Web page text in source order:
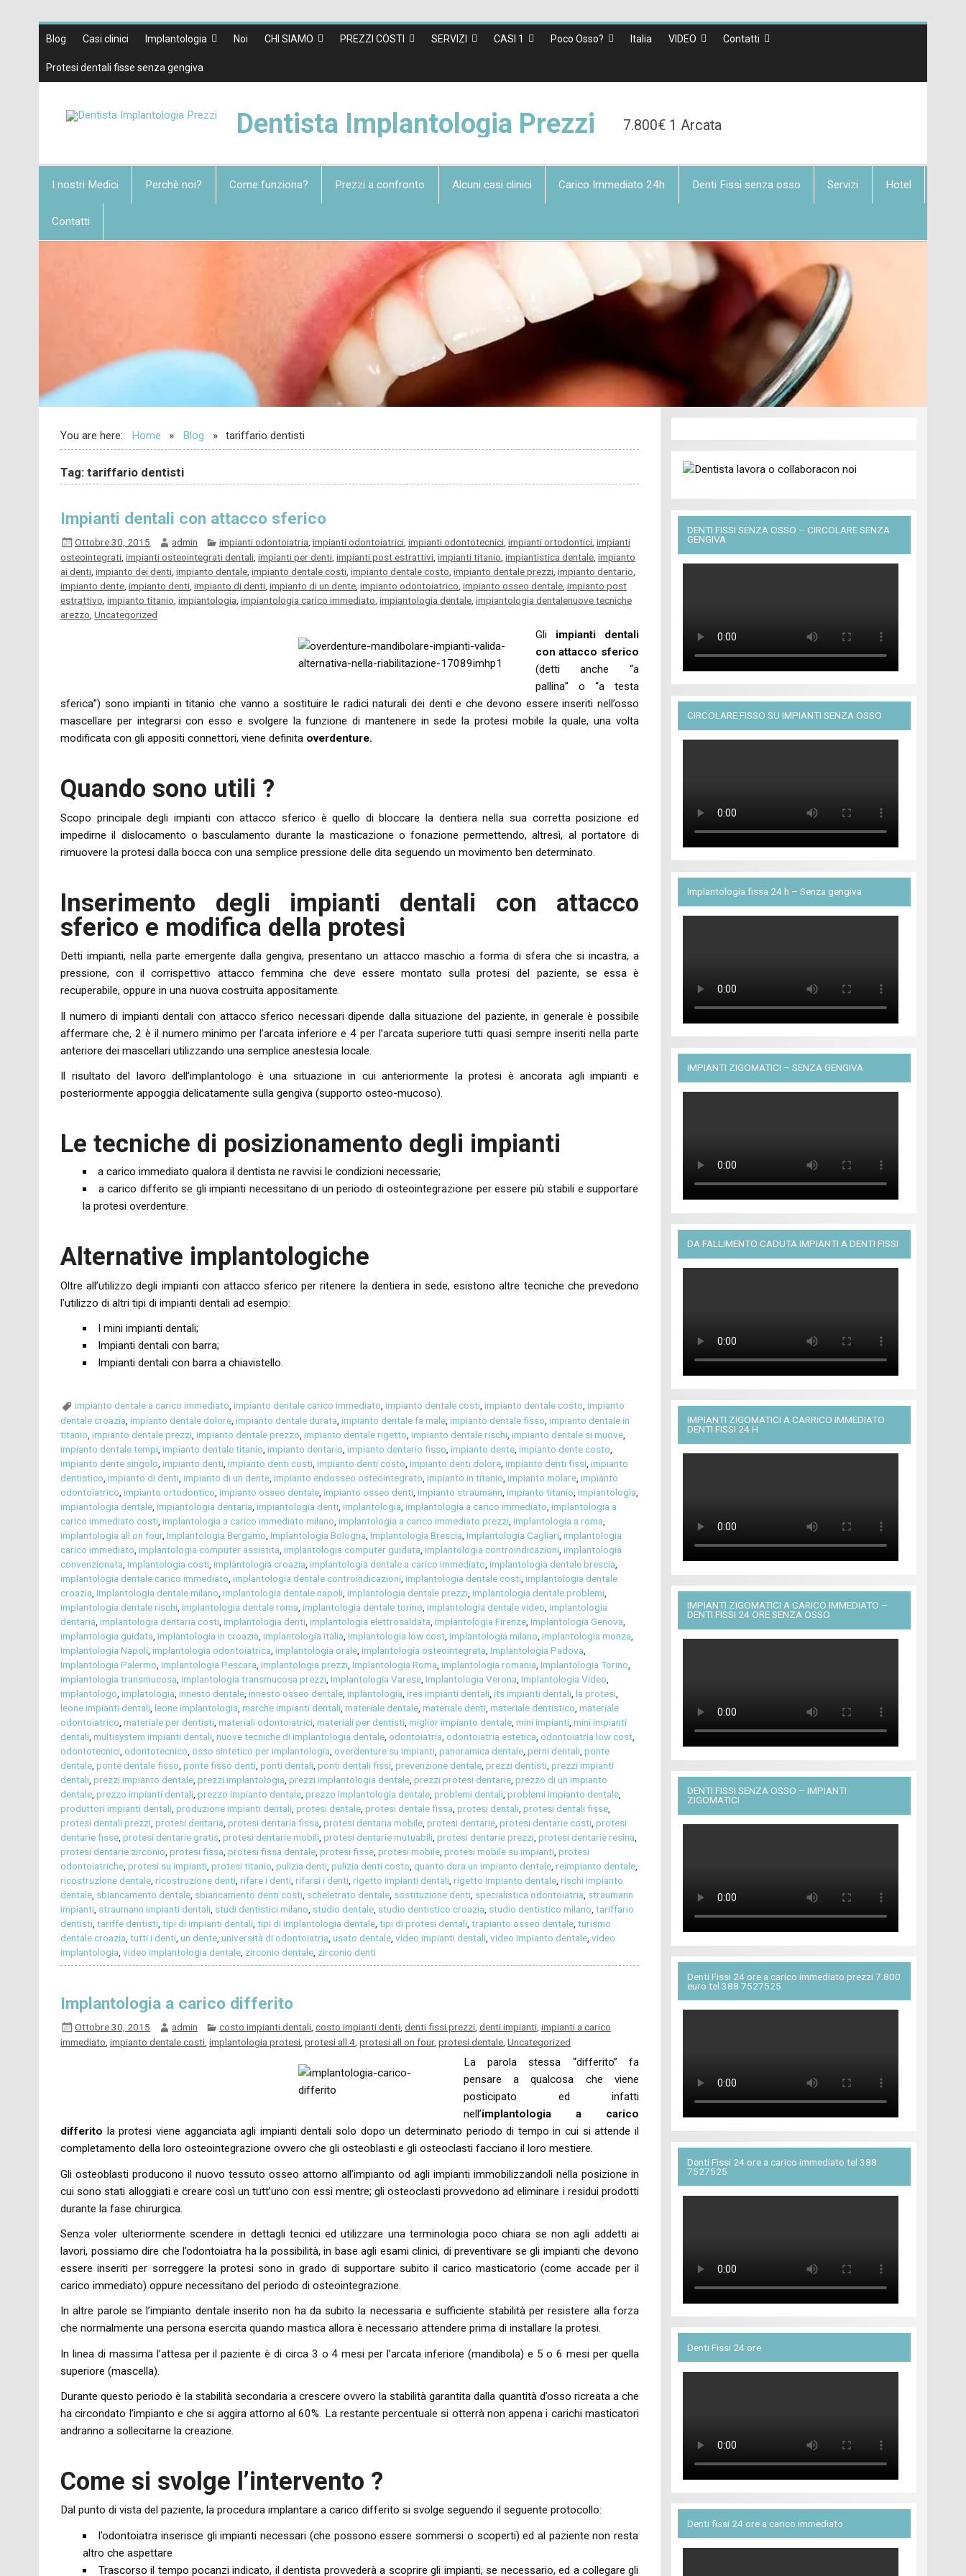
Blog Casi clinici Implantologia Noi CHI SIAMO PREZZI COSTI SERVIZI CASI 1 Poco Osso? Italia VIDEO Contatti
Protesi dentali fisse senza gengiva
Dentista Implantologia Prezzi 7.800€ 1 Arcata
I nostri Medici Perchè noi? Come funziona? Prezzi a confronto Alcuni casi clinici Carico Immediato 24h Denti Fissi senza osso Servizi Hotel
Contatti
You are here: Home Blog tariffario dentisti
Tag: tariffario dentisti
Impianti dentali con attacco sferico
Ottobre 30, 2015 admin impianti odontoiatria impianti odontoiatrici, impianti odontotecnici, impianti ortodontici, impianti
osteointegrati,impianti osteointegrati dentali,impianti per denti,impianti post estrattivi,impianti titanio,impiantistica dentale,impianto
ai denti,impianto dei denti,impianto dentale,impianto dentale costi,impianto dentale costo,impianto dentale prezzi,impianto dentario,
impianto dente,impianto denti,impianto di denti,impianto di un dente,impianto odontoiatrico,impianto osseo dentale,impianto post
estrattivo,impianto titanio,impiantologia,impiantologia carico immediato,impiantologia dentale,impiantologia dentalenuove tecniche
arezzo,Uncategorized
Gli impianti dentali
con attacco sferico
(detti anche “a
pallina” o “a testa
sferica”) sono impianti in titanio che vanno a sostituire le radici naturali dei denti e che devono essere inseriti nell’osso
mascellare per integrarsi con esso e svolgere la funzione di mantenere in sede la protesi mobile la quale, una volta
modificata con gli appositi connettori, viene definita overdenture.
Quando sono utili ?
Scopo principale degli impianti con attacco sferico è quello di bloccare la dentiera nella sua corretta posizione ed
impedirne il dislocamento o basculamento durante la masticazione o fonazione permettendo, altresì, al portatore di
rimuovere la protesi dalla bocca con una semplice pressione delle dita seguendo un movimento ben determinato.
Inserimento degli impianti dentali con attacco
sferico e modifica della protesi
Detti impianti, nella parte emergente dalla gengiva, presentano un attacco maschio a forma di sfera che si incastra, a
pressione, con il corrispettivo attacco femmina che deve essere montato sulla protesi del paziente, se essa è
recuperabile, oppure in una nuova costruita appositamente.
Il numero di impianti dentali con attacco sferico necessari dipende dalla situazione del paziente, in generale è possibile
affermare che, 2 è il numero minimo per l’arcata inferiore e 4 per l’arcata superiore tutti quasi sempre inseriti nella parte
anteriore dei mascellari utilizzando una semplice anestesia locale.
Il risultato del lavoro dell’implantologo è una situazione in cui anteriormente la protesi è ancorata agli impianti e
posteriormente appoggia delicatamente sulla gengiva (supporto osteo-mucoso).
Le tecniche di posizionamento degli impianti
a carico immediato qualora il dentista ne ravvisi le condizioni necessarie;
a carico differito se gli impianti necessitano di un periodo di osteointegrazione per essere più stabili e supportare
la protesi overdenture.
Alternative implantologiche
Oltre all’utilizzo degli impianti con attacco sferico per ritenere la dentiera in sede, esistono altre tecniche che prevedono
l’utilizzo di altri tipi di impianti dentali ad esempio:
I mini impianti dentali;
Impianti dentali con barra;
Impianti dentali con barra a chiavistello.
impianto dentale a carico immediato ,impianto dentale carico immediato ,impianto dentale costi ,impianto dentale costo ,impianto
dentale croazia ,impianto dentale dolore ,impianto dentale durata ,impianto dentale fa male ,impianto dentale fisso ,impianto dentale in
titanio ,impianto dentale prezzi ,impianto dentale prezzo ,impianto dentale rigetto ,impianto dentale rischi ,impianto dentale si muove
impianto dentale tempi ,impianto dentale titanio ,impianto dentario ,impianto dentario fisso ,impianto dente ,impianto dente costo
impianto dente singolo ,impianto denti ,impianto denti costi ,impianto denti costo ,impianto denti dolore ,impianto denti fissi ,impianto
dentistico ,impianto di denti ,impianto di un dente ,impianto endosseo osteointegrato ,impianto in titanio ,impianto molare ,impianto
odontoiatrico ,impianto ortodontico ,impianto osseo dentale ,impianto osseo denti ,impianto straumann ,impianto titanio ,impiantologia
impiantologia dentale ,impiantologia dentaria ,impiantologia denti ,implantologia ,implantologia a carico immediato ,implantologia a
carico immediato costi ,implantologia a carico immediato milano ,implantologia a carico immediato prezzi ,implantologia a roma
implantologia all on four,Implantologia Bergamo ,Implantologia Bologna ,Implantologia Brescia ,Implantologia Cagliari ,implantologia
carico immediato ,implantologia computer assistita ,implantologia computer guidata ,implantologia controindicazioni ,implantologia
convenzionata ,implantologia costi ,implantologia croazia ,implantologia dentale a carico immediato ,implantologia dentale brescia
implantologia dentale carico immediato ,implantologia dentale controindicazioni ,implantologia dentale costi ,implantologia dentale
croazia ,implantologia dentale milano ,implantologia dentale napoli ,implantologia dentale prezzi ,implantologia dentale problemi
implantologia dentale rischi ,implantologia dentale roma ,implantologia dentale torino ,implantologia dentale video ,implantologia
dentaria ,implantologia dentaria costi ,implantologia denti ,implantologia elettrosaldata ,Implantologia Firenze ,Implantologia Genova
implantologia guidata ,implantologia in croazia ,implantologia italia ,implantologia low cost ,implantologia milano ,implantologia monza
Implantologia Napoli ,implantologia odontoiatrica ,implantologia orale ,implantologia osteointegrata ,Implantologia Padova
Implantologia Palermo ,Implantologia Pescara ,implantologia prezzi ,Implantologia Roma ,implantologia romania ,Implantologia Torino
implantologia transmucosa ,implantologia transmucosa prezzi ,Implantologia Varese ,Implantologia Verona ,Implantologia Video
implantologo ,implatologia ,innesto dentale ,innesto osseo dentale ,inplantologia ,ires impianti dentali ,its impianti dentali ,la protesi
leone impianti dentali ,leone implantologia ,marche impianti dentali ,materiale dentale ,materiale denti ,materiale dentistico ,materiale
odontoiatrico ,materiale per dentisti ,materiali odontoiatrici ,materiali per dentisti ,miglior impianto dentale ,mini impianti ,mini impianti
dentali ,multisystem impianti dentali ,nuove tecniche di implantologia dentale ,odontoiatria ,odontoiatria estetica ,odontoiatria low cost
odontotecnici ,odontotecnico ,osso sintetico per implantologia ,overdenture su impianti ,panoramica dentale ,perni dentali ,ponte
dentale ,ponte dentale fisso ,ponte fisso denti ,ponti dentali ,ponti dentali fissi ,prevenzione dentale ,prezzi dentisti ,prezzi impianti
dentali ,prezzi impianto dentale ,prezzi implantologia ,prezzi implantologia dentale ,prezzi protesi dentarie ,prezzo di un impianto
dentale ,prezzo impianti dentali ,prezzo impianto dentale ,prezzo implantologia dentale ,problemi dentali ,problemi impianto dentale
produttori impianti dentali ,produzione impianti dentali ,protesi dentale ,protesi dentale fissa ,protesi dentali ,protesi dentali fisse
protesi dentali prezzi ,protesi dentaria ,protesi dentaria fissa ,protesi dentaria mobile ,protesi dentarie ,protesi dentarie costi ,protesi
dentarie fisse ,protesi dentarie gratis ,protesi dentarie mobili ,protesi dentarie mutuabili ,protesi dentarie prezzi ,protesi dentarie resina
protesi dentarie zirconio ,protesi fissa ,protesi fissa dentale ,protesi fisse ,protesi mobile ,protesi mobile su impianti ,protesi
odontoiatriche ,protesi su impianti ,protesi titanio ,pulizia denti ,pulizia denti costo ,quanto dura un impianto dentale ,reimpianto dentale
ricostruzione dentale ,ricostruzione denti ,rifare i denti ,rifarsi i denti ,rigetto impianti dentali ,rigetto impianto dentale ,rischi impianto
dentale sbiancamento dentale sbiancamento denti costi scheletrato dentale sostituzione denti specialistica odontoiatria straumann
impianti straumann impianti dentali studi dentistici milano studio dentale studio dentistico croazia studio dentistico milano ,tariffario
dentisti ,tariffe dentisti ,tipi di impianti dentali ,tipi di implantologia dentale ,tipi di protesi dentali ,trapianto osseo dentale ,turismo
dentale croazia ,tutti i denti ,un dente ,università di odontoiatria ,usato dentale ,video impianti dentali ,video impianto dentale ,video
implantologia ,video implantologia dentale zirconio dentale zirconio denti
Implantologia a carico differito
Ottobre 30, 2015 admin costo impianti dentali, costo impianti denti, denti fissi prezzi, denti impianti, impianti a carico
immediato ,impianto dentale costi ,implantologia protesi ,protesi all 4 ,protesi all on four,protesi dentale ,Uncategorized
La parola stessa “differito” fa
pensare a qualcosa che viene
posticipato ed infatti
nell’implantologia a carico
differito la protesi viene agganciata agli impianti dentali solo dopo un determinato periodo di tempo in cui si attende il
completamento della loro osteointegrazione ovvero che gli osteoblasti e gli osteoclasti facciano il loro mestiere.
Gli osteoblasti producono il nuovo tessuto osseo attorno all’impianto od agli impianti immobilizzandoli nella posizione in
cui sono stati alloggiati e creare così un tutt’uno con essi mentre; gli osteoclasti provvedono ad eliminare i residui prodotti
durante la fase chirurgica.
Senza voler ulteriormente scendere in dettagli tecnici ed utilizzare una terminologia poco chiara se non agli addetti ai
lavori, possiamo dire che l’odontoiatra ha la possibilità, in base agli esami clinici, di preventivare se gli impianti che devono
essere inseriti per sorreggere la protesi sono in grado di supportare subito il carico masticatorio (come accade per il
carico immediato) oppure necessitano del periodo di osteointegrazione.
In altre parole se l’impianto dentale inserito non ha da subito la necessaria e sufficiente stabilità per resistere alla forza
che normalmente una persona esercita quando mastica allora è necessario attendere prima di installare la protesi.
In linea di massima l’attesa per il paziente è di circa 3 o 4 mesi per l’arcata inferiore (mandibola) e 5 o 6 mesi per quella
superiore (mascella).
Durante questo periodo è la stabilità secondaria a crescere ovvero la stabilità garantita dalla quantità d’osso ricreata a che
ha circondato l’impianto e che si aggira attorno al 60%. La restante percentuale si otterrà non appena i carichi masticatori
andranno a sollecitarne la creazione.
Come si svolge l’intervento ?
Dal punto di vista del paziente, la procedura implantare a carico differito si svolge seguendo il seguente protocollo:
l’odontoiatra inserisce gli impianti necessari (che possono essere sommersi o scoperti) ed al paziente non resta
altro che aspettare
Trascorso il tempo pocanzi indicato, il dentista provvederà a scoprire gli impianti, se necessario, ed a collegare gli
DENTI FISSI SENZA OSSO – CIRCOLARE SENZA
GENGIVA
CIRCOLARE FISSO SU IMPIANTI SENZA OSSO
Implantologia fissa 24 h – Senza gengiva
IMPIANTI ZIGOMATICI – SENZA GENGIVA
DA FALLIMENTO CADUTA IMPIANTI A DENTI FISSI
IMPIANTI ZIGOMATICI A CARRICO IMMEDIATO
DENTI FISSI 24 H
IMPIANTI ZIGOMATICI A CARICO IMMEDIATO –
DENTI FISSI 24 ORE SENZA OSSO
DENTI FISSI SENZA OSSO – IMPIANTI
ZIGOMATICI
Denti Fissi 24 ore a carico immediato prezzi 7.800
euro tel 388 7527525
Denti Fissi 24 ore a carico immediato tel 388
7527525
Denti Fissi 24 ore
Denti fissi 24 ore a carico immediato